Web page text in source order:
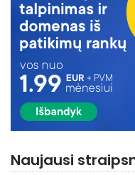
Naujausi